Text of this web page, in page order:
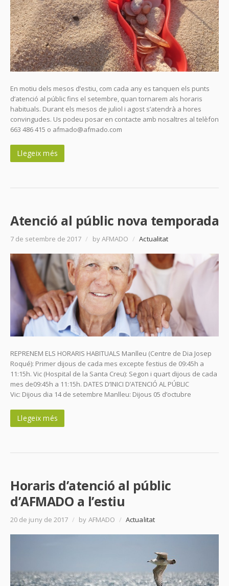
En motiu dels mesos d’estiu, com cada any es tanquen els punts
d’atenció al públic fins el setembre, quan tornarem als horaris
habituals. Durant els mesos de juliol i agost s’atendrà a hores
convingudes. Us podeu posar en contacte amb nosaltres al telèfon
663 486 415 o afmado@afmado.com
Llegeix més
Atenció al públic nova temporada
7 de setembre de 2017 / by AFMADO / Actualitat
REPRENEM ELS HORARIS HABITUALS Manlleu (Centre de Dia Josep
Roqué): Primer dijous de cada mes excepte festius de 09:45h a
11:15h. Vic (Hospital de la Santa Creu): Segon i quart dijous de cada
mes de09:45h a 11:15h. DATES D’INICI D’ATENCIÓ AL PÚBLIC
Vic: Dijous dia 14 de setembre Manlleu: Dijous 05 d’octubre
Llegeix més
Horaris d’atenció al públic
d’AFMADO a l’estiu
20 de juny de 2017 / by AFMADO / Actualitat